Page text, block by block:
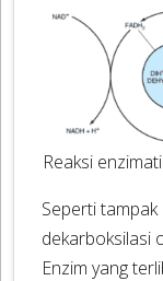
Reaksi
Seperti
dekarboksilasi
Enzim yang